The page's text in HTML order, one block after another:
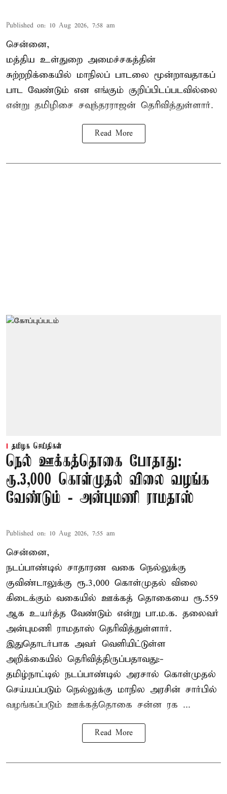
Published on: 10 Aug 2026, 7:58 am
சென்னை,
மத்திய உள்துறை அமைச்சகத்தின்
சுற்றறிக்கையில் மாநிலப் பாடலை மூன்றாவதாகப்
பாட வேண்டும் என எங்கும் குறிப்பிடப்படவில்லை
என்று தமிழிசை சவுந்தரராஜன் தெரிவித்துள்ளார்.
Read More
தமிழக செய்திகள்
நெல் ஊக்கத்தொகை போதாது:
ரூ.3,000 கொள்முதல் விலை வழங்க
வேண்டும் - அன்புமணி ராமதாஸ்
Published on: 10 Aug 2026, 7:55 am
சென்னை,
நடப்பாண்டில் சாதாரண வகை நெல்லுக்கு
குவிண்டாலுக்கு ரூ.3,000 கொள்முதல் விலை
கிடைக்கும் வகையில் ஊக்கத் தொகையை ரூ.559
ஆக உயர்த்த வேண்டும் என்று பா.ம.க. தலைவர்
அன்புமணி ராமதாஸ் தெரிவித்துள்ளார்.
இதுதொடர்பாக அவர் வெளியிட்டுள்ள
அறிக்கையில் தெரிவித்திருப்பதாவது:-
தமிழ்நாட்டில் நடப்பாண்டில் அரசால் கொள்முதல்
செய்யப்படும் நெல்லுக்கு மாநில அரசின் சார்பில்
வழங்கப்படும் ஊக்கத்தொகை சன்ன ரக ...
Read More